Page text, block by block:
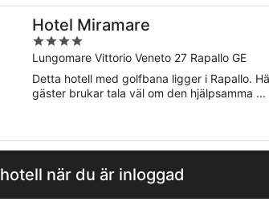
Hotel Miramare
4
out
of
5
Lungomare Vittorio Veneto 27 Rapallo GE
Detta hotell med golfbana ligger i Rapallo.
gäster brukar tala väl om den hjälpsamma ...
när du är inloggad